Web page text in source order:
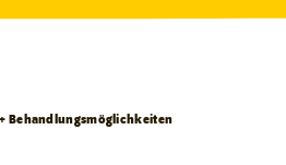
Behandlungsmöglichkeiten